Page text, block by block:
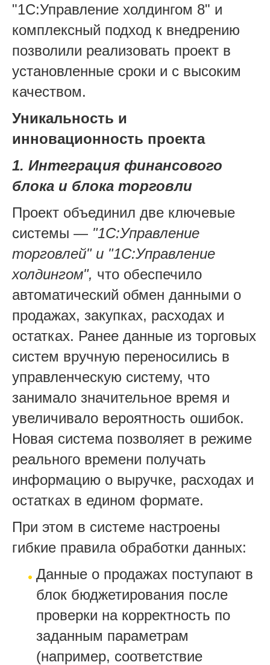
"1С:Управление холдингом 8" и
комплексный подход к внедрению
позволили реализовать проект в
установленные сроки и с высоким
качеством.
Уникальность и
инновационность проекта
1. Интеграция финансового
блока и блока торговли
Проект объединил две ключевые
системы — "1С:Управление
торговлей" и "1С:Управление
холдингом", что обеспечило
автоматический обмен данными о
продажах, закупках, расходах и
остатках. Ранее данные из торговых
систем вручную переносились в
управленческую систему, что
занимало значительное время и
увеличивало вероятность ошибок.
Новая система позволяет в режиме
реального времени получать
информацию о выручке, расходах и
остатках в едином формате.
При этом в системе настроены
гибкие правила обработки данных:
Данные о продажах поступают в
блок бюджетирования после
проверки на корректность по
заданным параметрам
(например, соответствие